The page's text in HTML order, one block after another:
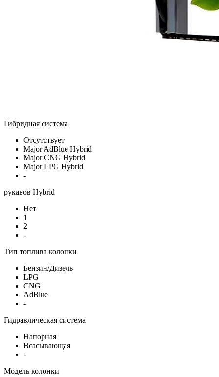
Гибридная система
Отсутствует
Major AdBlue Hybrid
Major CNG Hybrid
Major LPG Hybrid
-
рукавов Hybrid
Нет
1
2
-
Тип топлива колонки
Бензин/Дизель
LPG
CNG
AdBlue
-
Гидравлическая система
Напорная
Всасывающая
-
Модель колонки